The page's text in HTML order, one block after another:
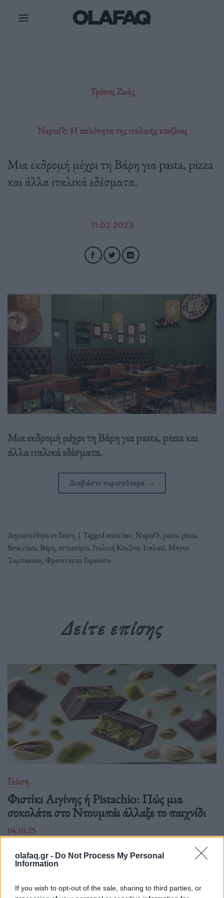
olafaq.gr - Do Not Process My Personal
Information
If you wish to opt-out of the sale, sharing to third parties, or
Τρόπος Ζωής
Napul’è: H απλότητα της ιταλικής κουζίνας
Μια εκδρομή μέχρι τη Βάρη για pasta, pizza
και άλλα ιταλικά εδέσματα.
11.02.2023
Μια εκδρομή μέχρι τη Βάρη για pasta, pizza και
άλλα ιταλικά εδέσματα.
Διαβάστε περισσότερα →
Δημοσιεύθηκε σεΓεύση | Taggedarancino, Napul’è, pasta, pizza,
Stracciata, Βάρη, εστιατόριο, Ιταλική Κουζίνα, Ιταλικό, Μάγκυ
Ταμπακάκη, Φραντσέσκο Γκρανάτα
Δείτε επίσης
Γεύση
Φιστίκι Αιγίνης ή Pistachio: Πώς μια
σοκολάτα στο Ντουμπάι άλλαξε το παιχνίδι
04.10.25
Κάποτε ήταν ένα σνακ πρώτης κατηγορίας, και μετά έσπασε
το κέλυφος. Πώς ένα viral γλυκό ανέδειξε το φιστίκι σε
γεύσης διεθνώς.